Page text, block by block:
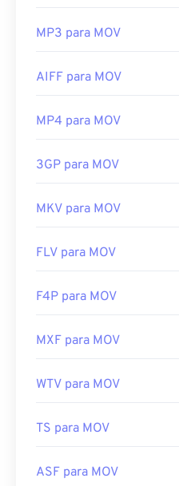
MP3 para MOV
AIFF para MOV
MP4 para MOV
3GP para MOV
MKV para MOV
FLV para MOV
F4P para MOV
MXF para MOV
WTV para MOV
TS para MOV
ASF para MOV